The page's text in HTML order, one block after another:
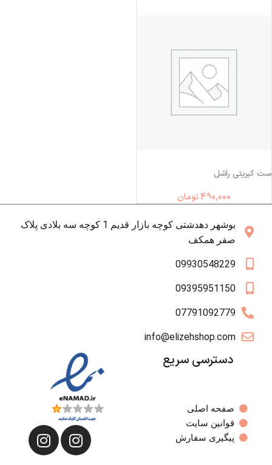
ست کبریتی راشل
490,000 تومان
بوشهر دهدشتی کوچه بازار قدیم 1 کوچه سه بلادی پلاک
صفر همکف
09930548229
09395951150
07791092779
info@elizehshop.com
دسترسی سریع
صفحه اصلی
قوانین سایت
پیگیری سفارش